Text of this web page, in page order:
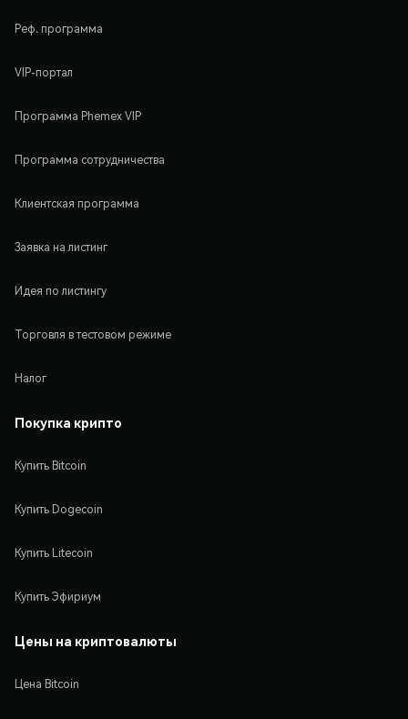
Реф. программа
VIP-портал
Программа Phemex VIP
Программа сотрудничества
Клиентская программа
Заявка на листинг
Идея по листингу
Торговля в тестовом режиме
Налог
Покупка крипто
Купить Bitcoin
Купить Dogecoin
Купить Litecoin
Купить Эфириум
Цены на криптовалюты
Цена Bitcoin